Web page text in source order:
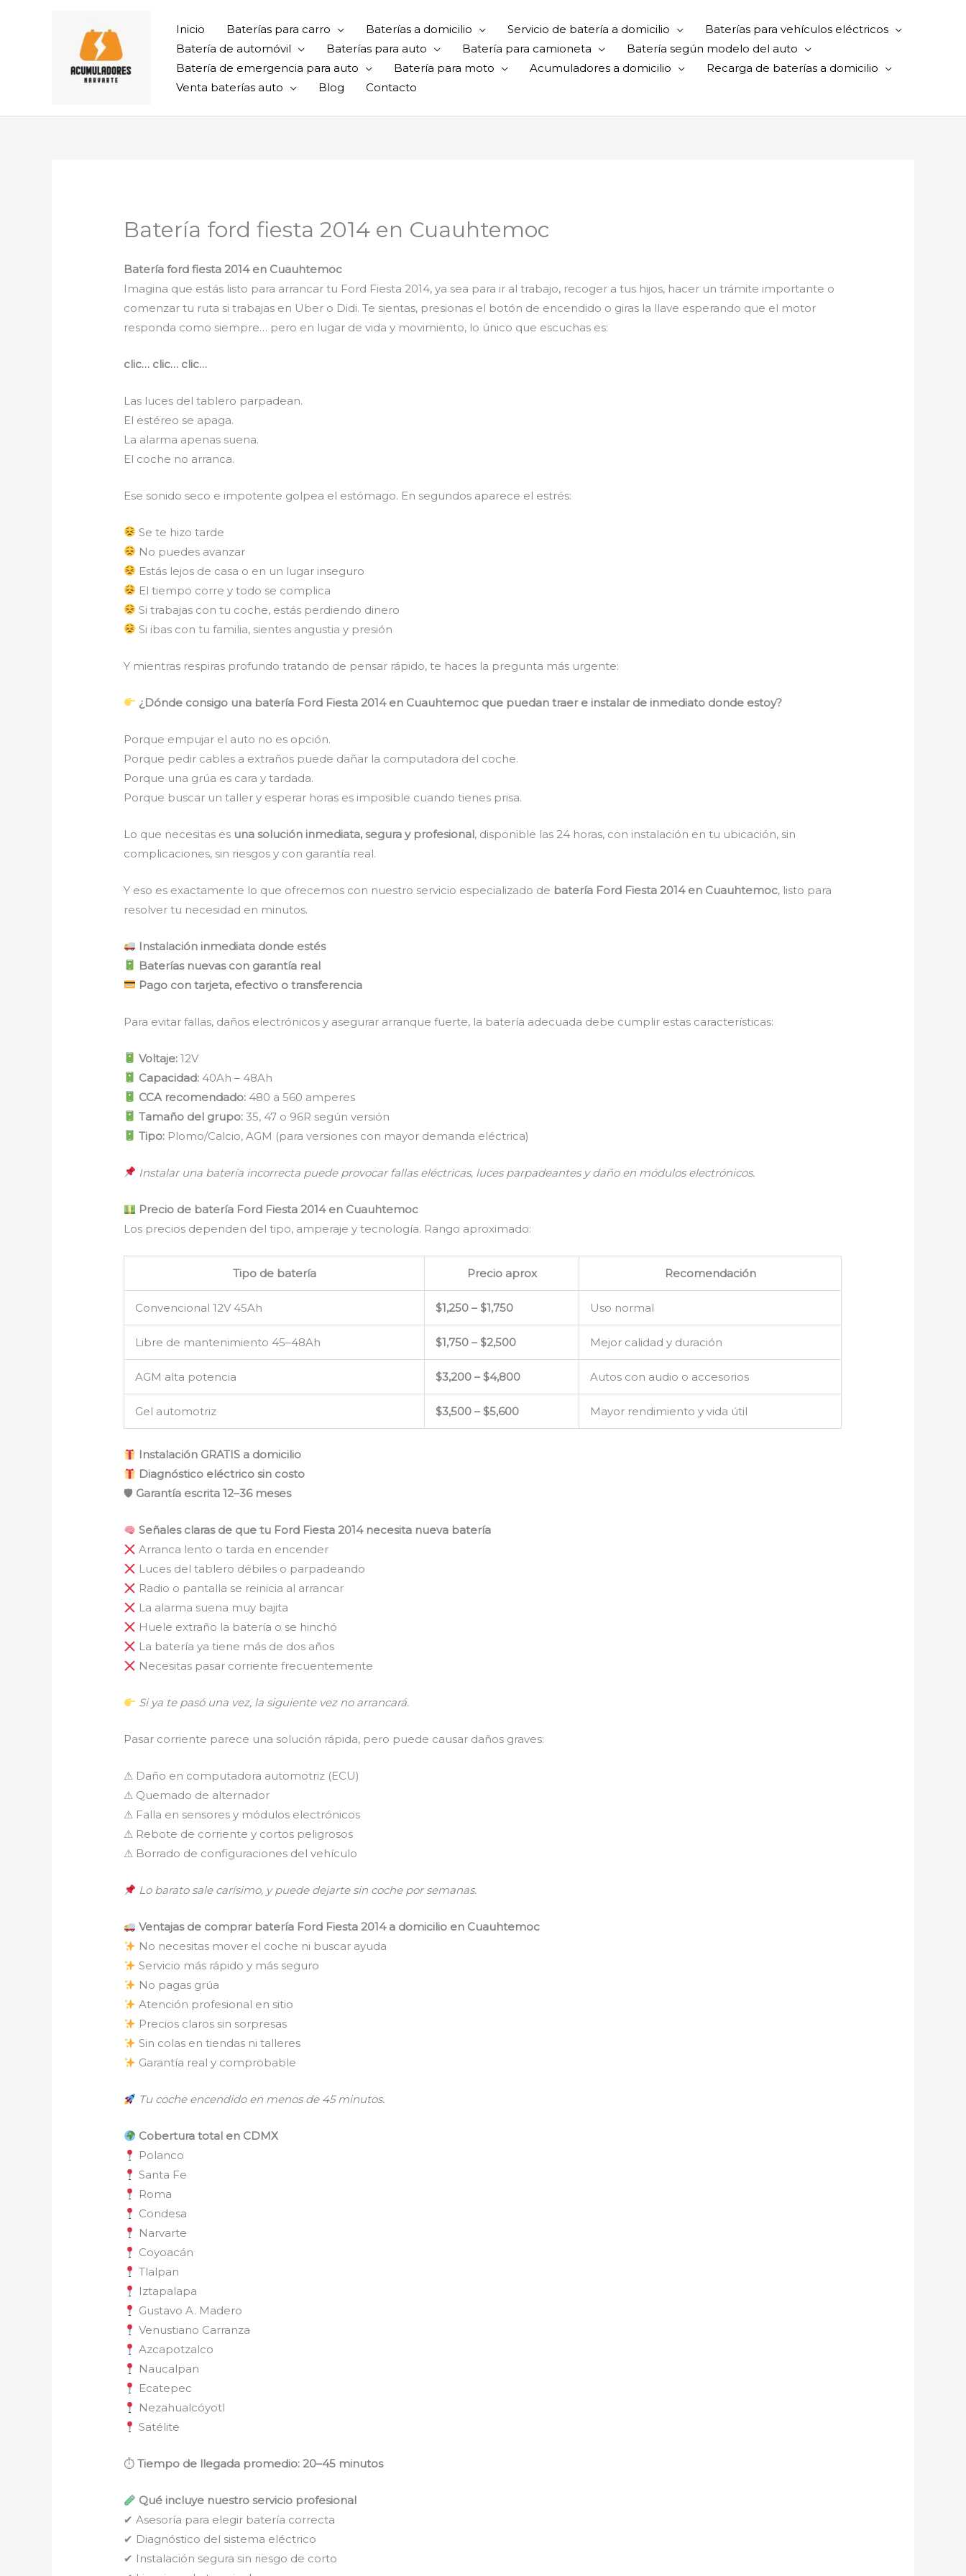
Inicio Baterías para carro Baterías a domicilio Servicio de batería a domicilio
Baterías para vehículos eléctricos
Batería de automóvil
Baterías para auto Batería para camioneta
Batería según modelo del auto
Batería de emergencia para auto
Batería para moto Acumuladores a domicilio
Recarga de baterías a domicilio
Venta baterías auto
Blog Contacto
Batería ford fiesta 2014 en Cuauhtemoc
Batería ford fiesta 2014 en Cuauhtemoc
Imagina que estás listo para arrancar tu Ford Fiesta 2014, ya sea para ir al trabajo, recoger a tus hijos, hacer un trámite importante o
comenzar tu ruta si trabajas en Uber o Didi. Te sientas, presionas el botón de encendido o giras la llave esperando que el motor
responda como siempre… pero en lugar de vida y movimiento, lo único que escuchas es:
clic… clic… clic…
Las luces del tablero parpadean.
El estéreo se apaga.
La alarma apenas suena.
El coche no arranca.
Ese sonido seco e impotente golpea el estómago. En segundos aparece el estrés:
Se te hizo tarde
No puedes avanzar
Estás lejos de casa o en un lugar inseguro
El tiempo corre y todo se complica
Si trabajas con tu coche, estás perdiendo dinero
Si ibas con tu familia, sientes angustia y presión
Y mientras respiras profundo tratando de pensar rápido, te haces la pregunta más urgente:
¿Dónde consigo una batería Ford Fiesta 2014 en Cuauhtemoc que puedan traer e instalar de inmediato donde estoy?
Porque empujar el auto no es opción.
Porque pedir cables a extraños puede dañar la computadora del coche.
Porque una grúa es cara y tardada.
Porque buscar un taller y esperar horas es imposible cuando tienes prisa.
Lo que necesitas es una solución inmediata, segura y profesional, disponible las 24 horas, con instalación en tu ubicación, sin
complicaciones, sin riesgos y con garantía real.
Y eso es exactamente lo que ofrecemos con nuestro servicio especializado de batería Ford Fiesta 2014 en Cuauhtemoc, listo para
resolver tu necesidad en minutos.
Instalación inmediata donde estés
Baterías nuevas con garantía real
Pago con tarjeta, efectivo o transferencia
Para evitar fallas, daños electrónicos y asegurar arranque fuerte, la batería adecuada debe cumplir estas características:
Voltaje: 12V
Capacidad: 40Ah – 48Ah
CCA recomendado: 480 a 560 amperes
Tamaño del grupo: 35, 47 o 96R según versión
Tipo: Plomo/Calcio, AGM (para versiones con mayor demanda eléctrica)
Instalar una batería incorrecta puede provocar fallas eléctricas, luces parpadeantes y daño en módulos electrónicos.
Precio de batería Ford Fiesta 2014 en Cuauhtemoc
Los precios dependen del tipo, amperaje y tecnología. Rango aproximado:
Tipo de batería Precio aprox Recomendación
Convencional 12V 45Ah $1,250 – $1,750 Uso normal
Libre de mantenimiento 45–48Ah $1,750 – $2,500 Mejor calidad y duración
AGM alta potencia $3,200 – $4,800 Autos con audio o accesorios
Gel automotriz $3,500 – $5,600 Mayor rendimiento y vida útil
Instalación GRATIS a domicilio
Diagnóstico eléctrico sin costo
🛡 Garantía escrita 12–36 meses
Señales claras de que tu Ford Fiesta 2014 necesita nueva batería
Arranca lento o tarda en encender
Luces del tablero débiles o parpadeando
Radio o pantalla se reinicia al arrancar
La alarma suena muy bajita
Huele extraño la batería o se hinchó
La batería ya tiene más de dos años
Necesitas pasar corriente frecuentemente
Si ya te pasó una vez, la siguiente vez no arrancará.
Pasar corriente parece una solución rápida, pero puede causar daños graves:
⚠ Daño en computadora automotriz (ECU)
⚠ Quemado de alternador
⚠ Falla en sensores y módulos electrónicos
⚠ Rebote de corriente y cortos peligrosos
⚠ Borrado de configuraciones del vehículo
Lo barato sale carísimo, y puede dejarte sin coche por semanas.
Ventajas de comprar batería Ford Fiesta 2014 a domicilio en Cuauhtemoc
No necesitas mover el coche ni buscar ayuda
Servicio más rápido y más seguro
No pagas grúa
Atención profesional en sitio
Precios claros sin sorpresas
Sin colas en tiendas ni talleres
Garantía real y comprobable
Tu coche encendido en menos de 45 minutos.
Cobertura total en CDMX
Polanco
Santa Fe
Roma
Condesa
Narvarte
Coyoacán
Tlalpan
Iztapalapa
Gustavo A. Madero
Venustiano Carranza
Azcapotzalco
Naucalpan
Ecatepec
Nezahualcóyotl
Satélite
⏱Tiempo de llegada promedio: 20–45 minutos
Qué incluye nuestro servicio profesional
✔ Asesoría para elegir batería correcta
✔ Diagnóstico del sistema eléctrico
✔ Instalación segura sin riesgo de corto